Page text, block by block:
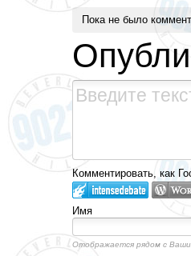
Пока не было
Комментировать, как
Имя
Отображается рядом с